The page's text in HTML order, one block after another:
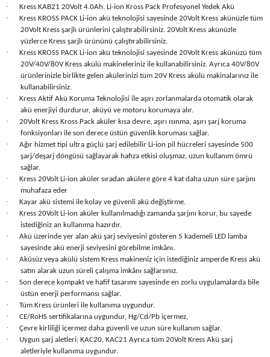
Köpek Oyuncakları
Köpek Tasmaları
Köpek Yatakları
Seyahat Ürünleri
Taraklar ve Fırçalar
Kedi Tırmalama Ürünleri
Kedi Tuvaleti ve Kum Kapları
Kedi Yatakları
Konserve Yaş Mamalar
Perçin Tabancaları
Testere
Tornavidalar
Yan Keski
Zımba Tabancaları
Kaynak Makineleri
Kırıcı Deliciler/Kırıcılar
Matkaplar
Planyalar
Polisaj Makinesi
Raspalar
Sıcak Hava Tabancaları
Silikon ve Mum Tabancaları
Somun Sıkma Makineleri
Taşlamalar
Tilki Kuyruğu
· Kress KAB21 20Volt 4.0Ah. Li-ion Kross Pack Profesyonel Yedek Akü
·
Kress KROSS PACK Li-ion akü teknolojisi sayesinde 20Volt Kress akünüzle tüm
20Volt Kress şarjlı ürünlerini çalıştırabilirsiniz. 20Volt Kress akünüzle
yüzlerce Kress şarjlı ürününü çalıştırabilirsiniz.
·
Kress KROSS PACK Li-ion akü teknolojisi sayesinde 20Volt Kress akünüzü tüm
20V/40V/80V Kress akülü makineleriniz ile kullanabilirsiniz. Ayrıca 40V/80V
ürünlerinizle birlikte gelen akülerinizi tüm 20V Kress akülü makinalarınız ile
kullanabilirsiniz.
·
Kress Aktif Akü Koruma Teknolojisi ile aşırı zorlanmalarda otomatik olarak
akü enerjiyi durdurur, aküyü ve motoru korumaya alır.
·
20Volt Kress Kross Pack aküler kısa devre, aşırı ısınma, aşırı şarj koruma
fonksiyonları ile son derece üstün güvenlik koruması sağlar.
·
Ağır hizmet tipi ultra güçlü şarj edilebilir Li-ion pil hücreleri sayesinde 500
şarj/deşarj döngüsü sağlayarak hafıza etkisi oluşmaz, uzun kullanım ömrü
sağlar.
·
Kress 20Volt Li-ion aküler sıradan akülere göre 4 kat daha uzun süre şarjını
muhafaza eder
· Kayar akü sistemi ile kolay ve güvenli akü değiştirme.
·
Kress 20Volt Li-ion aküler kullanılmadığı zamanda şarjını korur, bu sayede
istediğiniz an kullanıma hazırdır.
·
Akü üzerinde yer alan akü şarj seviyesini gösteren 5 kademeli LED lamba
sayesinde akü enerji seviyesini görebilme imkânı.
·
Aküsüz veya akülü sistem Kress makineniz için istediğiniz amperde Kress akü
satın alarak uzun süreli çalışma imkânı sağlarsınız.
·
Son derece kompakt ve hafif tasarımı sayesinde en zorlu uygulamalarda bile
üstün enerji performansı sağlar.
· Tüm Kress ürünleri ile kullanıma uygundur.
· CE/RoHS sertifikalarına uygundur, Hg/Cd/Pb içermez,
· Çevre kirliliği içermez daha güvenli ve uzun süre kullanım sağlar.
·
Uygun şarj aletleri: KAC20, KAC21 Ayrıca tüm 20Volt Kress Akü şarj
aletleriyle kullanıma uygundur.